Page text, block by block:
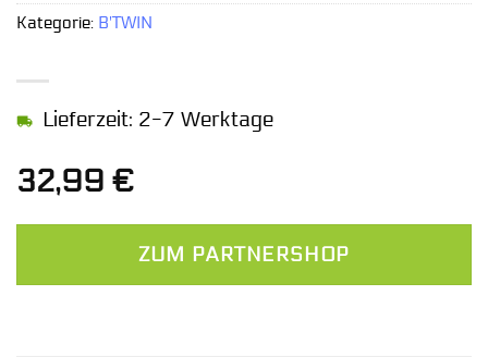
32,99 €
Lieferzeit: 2-7 Werktage
ZUM PARTNERSHOP
Kategorie: B'TWIN